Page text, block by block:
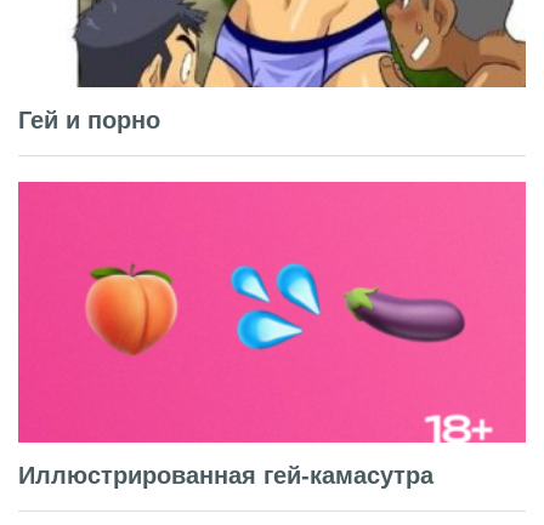
Гей и порно
Иллюстрированная гей-камасутра